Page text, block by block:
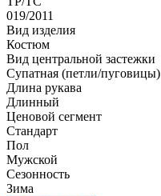
019/2011
Вид изделия
Костюм
Вид центральной застежки
Супатная (петли/пуговицы)
Длина рукава
Длинный
Ценовой сегмент
Стандарт
Пол
Мужской
Сезонность
Зима